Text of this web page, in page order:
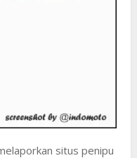
situs penipu